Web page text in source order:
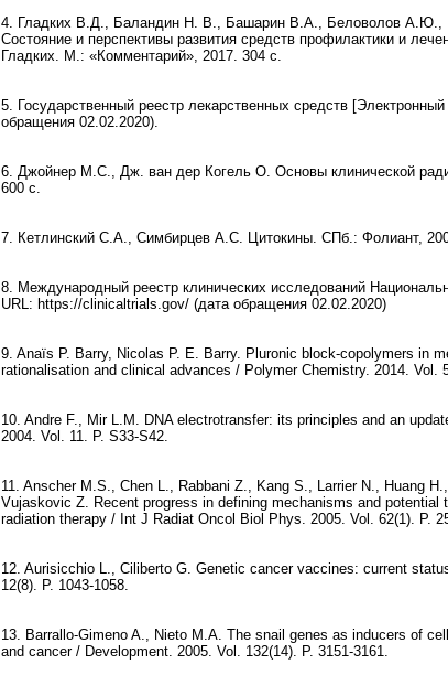
4. Гладких В.Д., Баландин Н. В., Башарин В.А., Беловолов
Состояние и перспективы развития средств профилактики и
Гладких. М.: «Комментарий», 2017. 304 с.
5. Государственный реестр лекарственных средств
обращения 02.02.2020).
6. Джойнер М.С., Дж. ван дер Когель О. Основы клинической
600 с.
7. Кетлинский С.А., Симбирцев А.С. Цитокины. СПб.: Фолиант,
8. Международный реестр клинических исследований
URL: https://clinicaltrials.gov/ (дата обращения 02.02.2020)
9. Anaïs P. Barry, Nicolas P. E. Barry. Pluronic block-copolymers in
rationalisation and clinical advances / Polymer Chemistry. 2014. Vol.
10. Andre F., Mir L.M. DNA electrotransfer: its principles and an
2004. Vol. 11. P. S33-S42.
11. Anscher M.S., Chen L., Rabbani Z., Kang S., Larrier N., Huang
Vujaskovic Z. Recent progress in defining mechanisms and
radiation therapy / Int J Radiat Oncol Biol Phys. 2005. Vol. 62(1). P.
12. Aurisicchio L., Ciliberto G. Genetic cancer vaccines: current
12(8). P. 1043-1058.
13. Barrallo-Gimeno A., Nieto M.A. The snail genes as inducers of
and cancer / Development. 2005. Vol. 132(14). P. 3151-3161.